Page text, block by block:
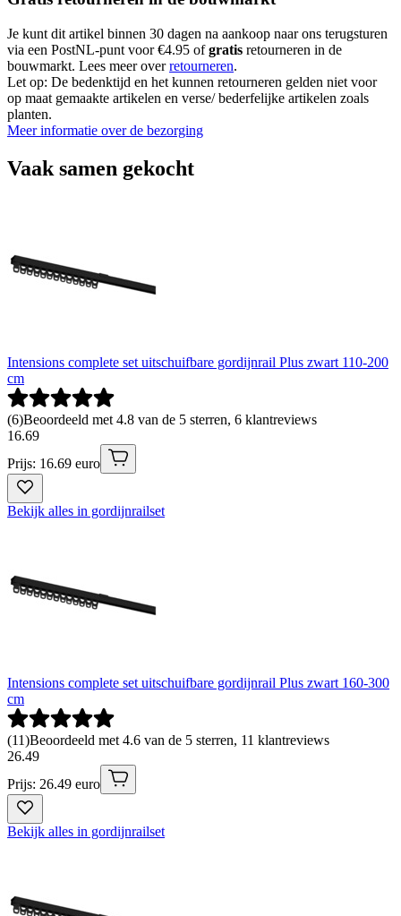
Je kunt dit artikel binnen 30 dagen na aankoop naar ons terugsturen
via een PostNL-punt voor €4.95 ofgratis retourneren in de
bouwmarkt. Lees meer overretourneren.
Let op: De bedenktijd en het kunnen retourneren gelden niet voor
op maat gemaakte artikelen en verse/ bederfelijke artikelen zoals
planten.
Meer informatie over de bezorging
Vaak samen gekocht
Intensions complete set uitschuifbare gordijnrail Plus zwart 110-200
cm
(6)Beoordeeld met 4.8 van de 5 sterren, 6 klantreviews
16.69
Prijs: 16.69 euro
Bekijk alles in gordijnrailset
Intensions complete set uitschuifbare gordijnrail Plus zwart 160-300
cm
(11)Beoordeeld met 4.6 van de 5 sterren, 11 klantreviews
26.49
Prijs: 26.49 euro
Bekijk alles in gordijnrailset